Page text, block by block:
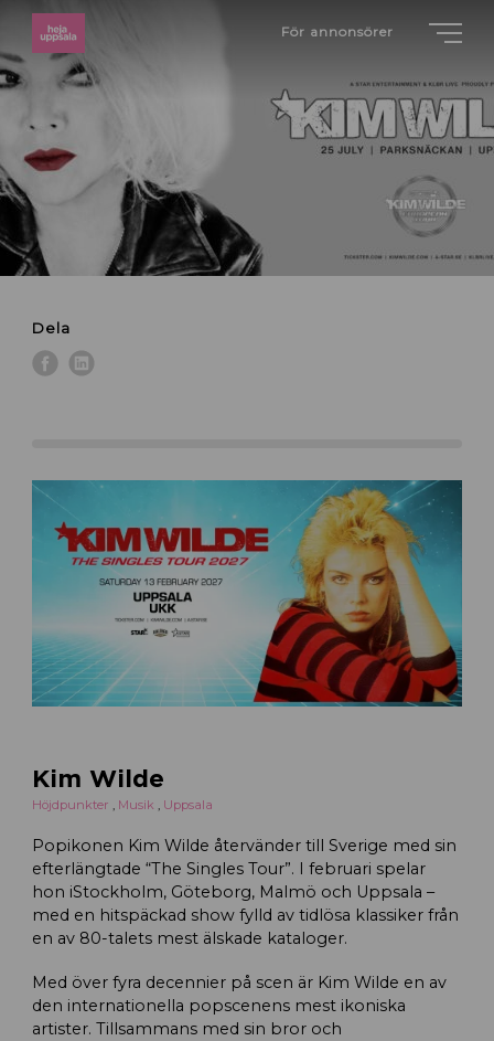
För annonsörer
Dela
Kim Wilde
Höjdpunkter , Musik , Uppsala
Popikonen Kim Wilde återvänder till Sverige med sin
efterlängtade “The Singles Tour”. I februari spelar
hon iStockholm, Göteborg, Malmö och Uppsala –
med en hitspäckad show fylld av tidlösa klassiker från
en av 80-talets mest älskade kataloger.
Med över fyra decennier på scen är Kim Wilde en av
den internationella popscenens mest ikoniska
artister. Tillsammans med sin bror och